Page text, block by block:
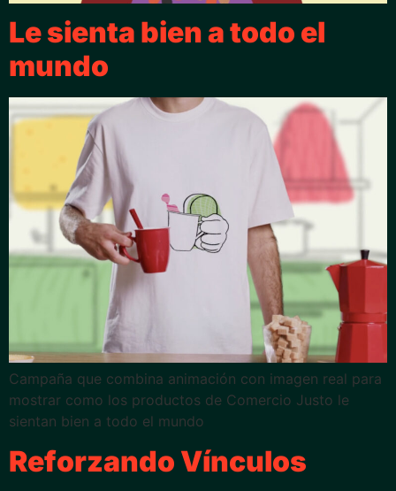
Le sienta bien a todo el
mundo
Campaña que combina animación con imagen real para
mostrar como los productos de Comercio Justo le
sientan bien a todo el mundo
Reforzando Vínculos